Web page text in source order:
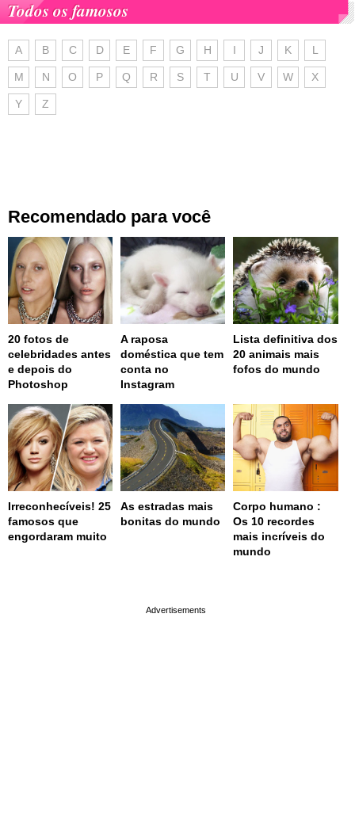
Todos os famosos
A B C D E F G H I J K L
M N O P Q R S T U V W X
Y Z
Recomendado para você
20 fotos de
celebridades antes
e depois do
Photoshop
A raposa
doméstica que tem
conta no
Instagram
Lista definitiva dos
20 animais mais
fofos do mundo
Irreconhecíveis! 25
famosos que
engordaram muito
As estradas mais
bonitas do mundo
Corpo humano :
Os 10 recordes
mais incríveis do
mundo